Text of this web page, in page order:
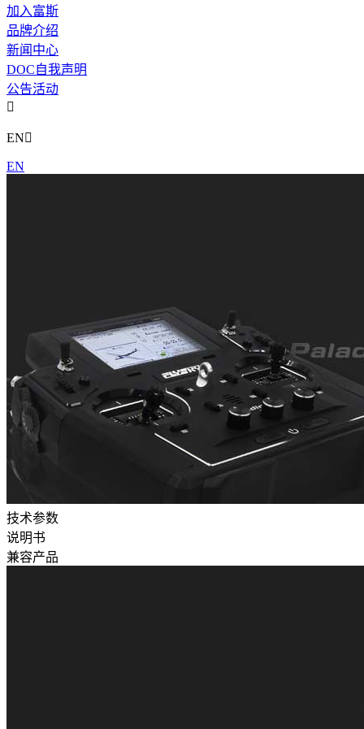
加入富斯
品牌介绍
新闻中心
DOC自我声明
公告活动

EN
EN
技术参数
说明书
兼容产品